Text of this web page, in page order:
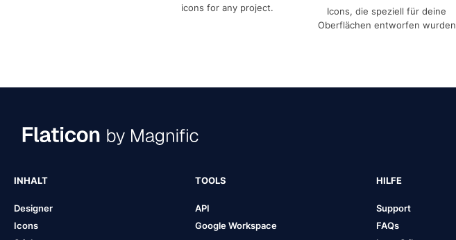
icons for any project.
Icons, die speziell für deine
Oberflächen entworfen wurden
INHALT
Designer
Icons
TOOLS
API
Google Workspace
HILFE
Support
FAQs